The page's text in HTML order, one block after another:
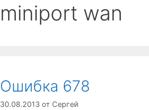
miniport wan
Ошибка 678
30.08.2013 от Сергей